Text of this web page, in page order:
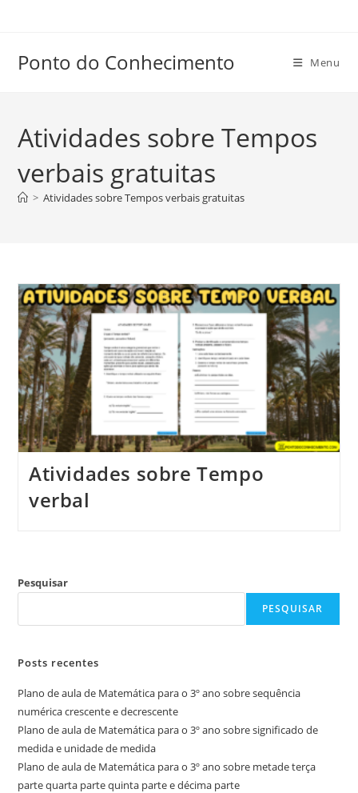
conteúdo
Ponto do Conhecimento Menu
Atividades sobre Tempos
verbais gratuitas
> Atividades sobre Tempos verbais gratuitas
Atividades sobre Tempo
verbal
Pesquisar
PESQUISAR
Posts recentes
Plano de aula de Matemática para o 3º ano sobre sequência
numérica crescente e decrescente
Plano de aula de Matemática para o 3º ano sobre significado de
medida e unidade de medida
Plano de aula de Matemática para o 3º ano sobre metade terça
parte quarta parte quinta parte e décima parte